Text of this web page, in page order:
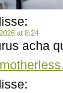
at 8:24
acha